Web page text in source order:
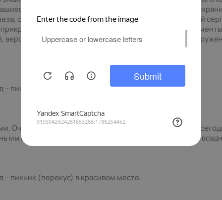
навершие бунчука в виде копья. Общая длина
следы ковки видны невооруженным глазом. Лунный
металлической клепкой к основанию.
вероятно, крепились конские хвосты, на момент
– пикник (перекус) в красивом месте.
Очень много объектов не имеют названия. Вот и мы
мы гуляем, любуемся, прокачиваем свое мастерство
– пикник (перекус) в красивом месте.